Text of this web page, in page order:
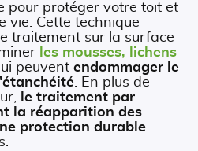
pour protéger votre toit et
vie. Cette technique
traitement sur la surface
les mousses, lichens
peuvent endommager le
. En plus de
le traitement par
la réapparition des
protection durable